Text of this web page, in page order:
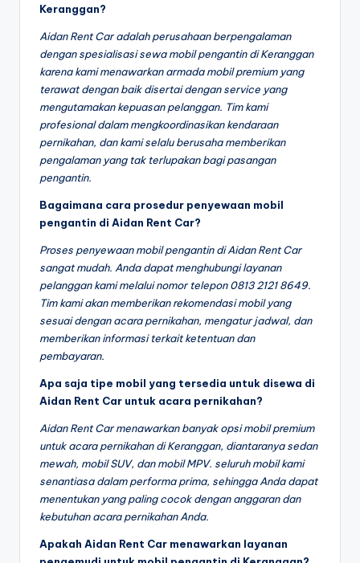
Keranggan?
Aidan Rent Car adalah perusahaan berpengalaman
dengan spesialisasi sewa mobil pengantin di Keranggan
karena kami menawarkan armada mobil premium yang
terawat dengan baik disertai dengan service yang
mengutamakan kepuasan pelanggan. Tim kami
profesional dalam mengkoordinasikan kendaraan
pernikahan, dan kami selalu berusaha memberikan
pengalaman yang tak terlupakan bagi pasangan
pengantin.
Bagaimana cara prosedur penyewaan mobil
pengantin di Aidan Rent Car?
Proses penyewaan mobil pengantin di Aidan Rent Car
sangat mudah. Anda dapat menghubungi layanan
pelanggan kami melalui nomor telepon 0813 2121 8649.
Tim kami akan memberikan rekomendasi mobil yang
sesuai dengan acara pernikahan, mengatur jadwal, dan
memberikan informasi terkait ketentuan dan
pembayaran.
Apa saja tipe mobil yang tersedia untuk disewa di
Aidan Rent Car untuk acara pernikahan?
Aidan Rent Car menawarkan banyak opsi mobil premium
untuk acara pernikahan di Keranggan, diantaranya sedan
mewah, mobil SUV, dan mobil MPV. seluruh mobil kami
senantiasa dalam performa prima, sehingga Anda dapat
menentukan yang paling cocok dengan anggaran dan
kebutuhan acara pernikahan Anda.
Apakah Aidan Rent Car menawarkan layanan